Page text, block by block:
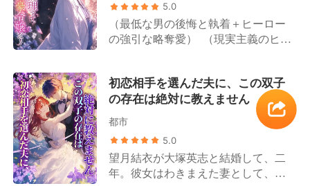
づく。 大物は毎夜のごとく彼女を溺
愛するようになった。 「妻よ、もう
夫の一家は狂わんばかりの後悔に苛
まれることとなる。 藤原美月は口元
に薄く笑みを浮かべ、元夫を見つめ
て言った。 「私に治療を諦めろっ
て？――でも、ガンを患っているの
はあなたよ」
ないと。 しかし、高橋グループの背
後で采配を振るっている人物が美咲
であることは、誰一人として知らな
ナーや有名監督、大物歌手、人気ア
イドルになれたのは、すべて美咲の
おかげなのだ。 それにもかかわら
ず、妊娠と裏切りの絶望に沈む美咲
植物状態の男性との結婚を強要す
る。 その後、美咲の隠された真の姿
5.0
（最低な男の後悔と執着＋ヒーロー
の強引な略奪愛） （現実主義のヒロ
深い愛情を見てきたが、同時に彼の
裏切りも味わうことになった。 結婚
記念日の当日、藤井達也は幼馴染と
の密会のため、胃の激痛と大量出血
に苦しむ片山美月を路上に置き去り
にする。 片山美月は感情を押し殺
し、彼を騙して離婚協議書にサイン
初恋相手を選んだ夫に、この双子
の存在は絶対に教えません
都市
5.0
望月結衣が大塚英志と結婚して、二
年。彼女はわきまえた妻として、常